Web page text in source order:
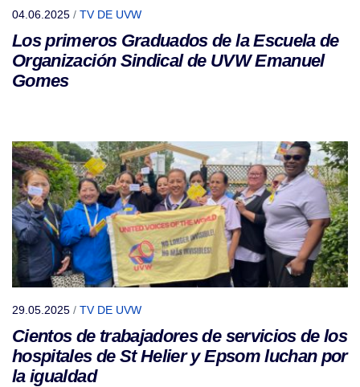
04.06.2025 / TV DE UVW
Los primeros Graduados de la Escuela de
Organización Sindical de UVW Emanuel
Gomes
29.05.2025 / TV DE UVW
Cientos de trabajadores de servicios de los
hospitales de St Helier y Epsom luchan por
la igualdad